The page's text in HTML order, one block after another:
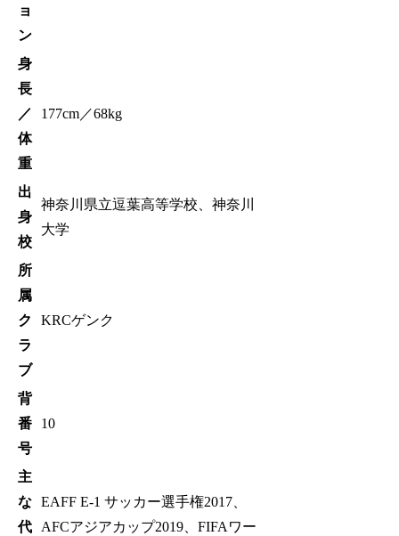
ョ
ン
身
長
／
体
重
177cm／68kg
出
身
校
神奈川県立逗葉高等学校、神奈川
大学
所
属
ク
ラ
ブ
KRCゲンク
背
番
号
10
主
な
代
EAFF E-1 サッカー選手権2017、
AFCアジアカップ2019、FIFAワー